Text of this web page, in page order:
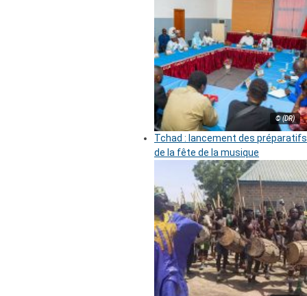
© (DR)
Tchad : lancement des préparatifs
de la fête de la musique